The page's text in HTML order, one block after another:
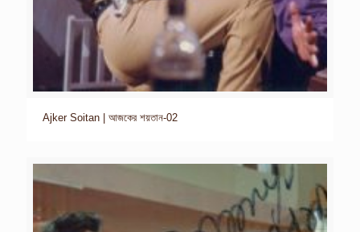
Ajker Soitan | আজকের শয়তান-02